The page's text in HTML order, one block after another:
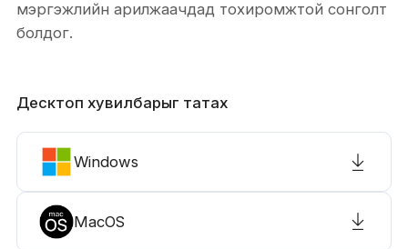
мэргэжлийн арилжаачдад тохиромжтой сонголт
болдог.
Десктоп хувилбарыг татах
Windows
MacOS